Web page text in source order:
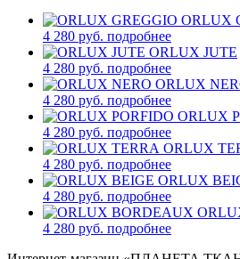
ORLUX
4 280 руб. подробнее
ORLUX JUTE
4 280 руб. подробнее
ORLUX
4 280 руб. подробнее
ORLUX
4 280 руб. подробнее
ORLUX
4 280 руб. подробнее
ORLUX
4 280 руб. подробнее
4 280 руб. подробнее